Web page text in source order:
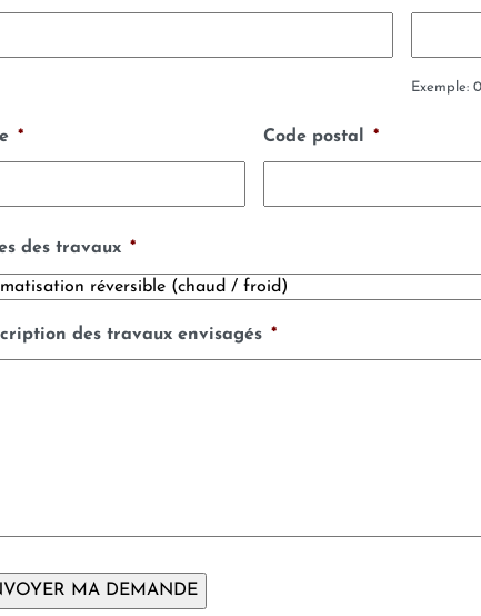
Exemple:
* Code postal *
des travaux *
des travaux envisagés *